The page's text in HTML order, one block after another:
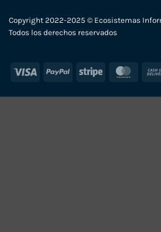
Copyright 2022-2025 © Ecosistemas
Todos los derechos reservados
Visa PayPal Stripe